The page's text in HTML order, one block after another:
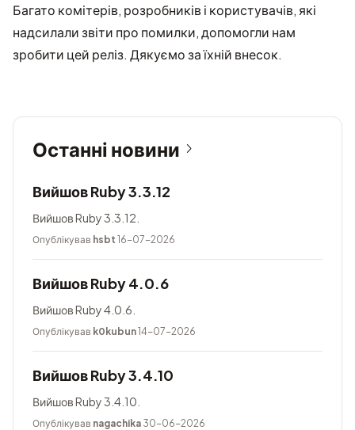
Багато комітерів, розробників і користувачів, які
надсилали звіти про помилки, допомогли нам
зробити цей реліз. Дякуємо за їхній внесок.
Останні новини
Вийшов Ruby 3.3.12
Вийшов Ruby 3.3.12.
Опублікував hsbt 16-07-2026
Вийшов Ruby 4.0.6
Вийшов Ruby 4.0.6.
Опублікував k0kubun14-07-2026
Вийшов Ruby 3.4.10
Вийшов Ruby 3.4.10.
Опублікував nagachika 30-06-2026